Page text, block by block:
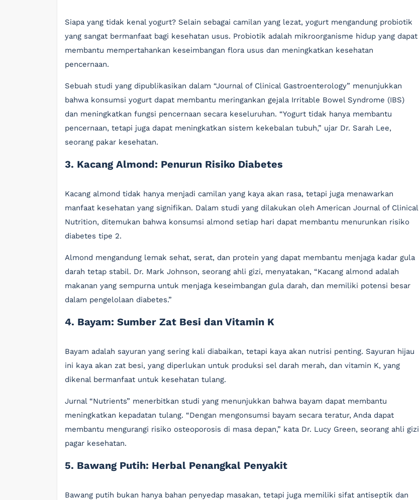
Siapa yang tidak kenal yogurt? Selain sebagai camilan yang lezat, yogurt mengandung probiotik
yang sangat bermanfaat bagi kesehatan usus. Probiotik adalah mikroorganisme hidup yang dapat
membantu mempertahankan keseimbangan flora usus dan meningkatkan kesehatan
pencernaan.
Sebuah studi yang dipublikasikan dalam “Journal of Clinical Gastroenterology” menunjukkan
bahwa konsumsi yogurt dapat membantu meringankan gejala Irritable Bowel Syndrome (IBS)
dan meningkatkan fungsi pencernaan secara keseluruhan. “Yogurt tidak hanya membantu
pencernaan, tetapi juga dapat meningkatkan sistem kekebalan tubuh,” ujar Dr. Sarah Lee,
seorang pakar kesehatan.
3. Kacang Almond: Penurun Risiko Diabetes
Kacang almond tidak hanya menjadi camilan yang kaya akan rasa, tetapi juga menawarkan
manfaat kesehatan yang signifikan. Dalam studi yang dilakukan oleh American Journal of Clinical
Nutrition, ditemukan bahwa konsumsi almond setiap hari dapat membantu menurunkan risiko
diabetes tipe 2.
Almond mengandung lemak sehat, serat, dan protein yang dapat membantu menjaga kadar gula
darah tetap stabil. Dr. Mark Johnson, seorang ahli gizi, menyatakan, “Kacang almond adalah
makanan yang sempurna untuk menjaga keseimbangan gula darah, dan memiliki potensi besar
dalam pengelolaan diabetes.”
4. Bayam: Sumber Zat Besi dan Vitamin K
Bayam adalah sayuran yang sering kali diabaikan, tetapi kaya akan nutrisi penting. Sayuran hijau
ini kaya akan zat besi, yang diperlukan untuk produksi sel darah merah, dan vitamin K, yang
dikenal bermanfaat untuk kesehatan tulang.
Jurnal “Nutrients” menerbitkan studi yang menunjukkan bahwa bayam dapat membantu
meningkatkan kepadatan tulang. “Dengan mengonsumsi bayam secara teratur, Anda dapat
membantu mengurangi risiko osteoporosis di masa depan,” kata Dr. Lucy Green, seorang ahli gizi
pagar kesehatan.
5. Bawang Putih: Herbal Penangkal Penyakit
Bawang putih bukan hanya bahan penyedap masakan, tetapi juga memiliki sifat antiseptik dan